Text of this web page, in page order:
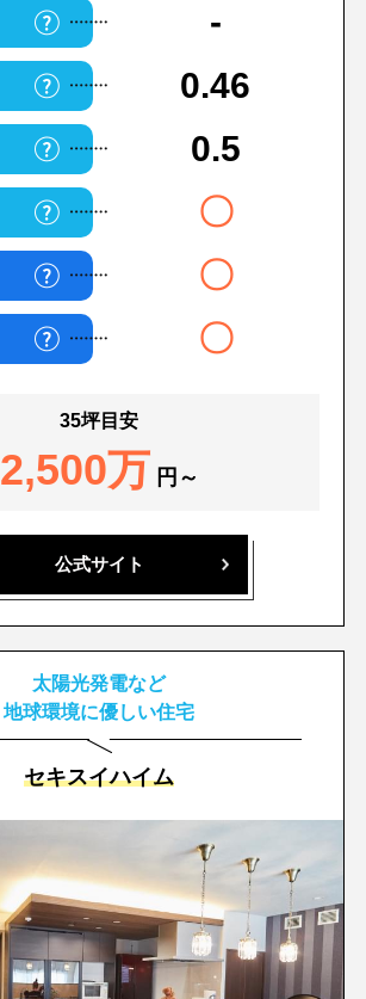
-
0.46
0.5
〇
〇
〇
35坪目安
2,500万 円～
公式サイト
太陽光発電など
地球環境に優しい住宅
セキスイハイム